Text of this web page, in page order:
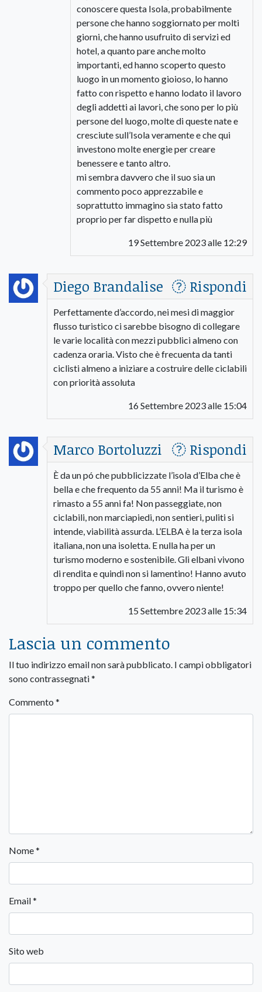
conoscere questa Isola, probabilmente
persone che hanno soggiornato per molti
giorni, che hanno usufruito di servizi ed
hotel, a quanto pare anche molto
importanti, ed hanno scoperto questo
luogo in un momento gioioso, lo hanno
fatto con rispetto e hanno lodato il lavoro
degli addetti ai lavori, che sono per lo più
persone del luogo, molte di queste nate e
cresciute sull’Isola veramente e che qui
investono molte energie per creare
benessere e tanto altro.
mi sembra davvero che il suo sia un
commento poco apprezzabile e
soprattutto immagino sia stato fatto
proprio per far dispetto e nulla più
19 Settembre 2023 alle 12:29
Diego Brandalise Rispondi
Perfettamente d’accordo, nei mesi di maggior
flusso turistico ci sarebbe bisogno di collegare
le varie località con mezzi pubblici almeno con
cadenza oraria. Visto che è frecuenta da tanti
ciclisti almeno a iniziare a costruire delle ciclabili
con priorità assoluta
16 Settembre 2023 alle 15:04
Marco Bortoluzzi Rispondi
È da un pó che pubblicizzate l’isola d’Elba che è
bella e che frequento da 55 anni! Ma il turismo è
rimasto a 55 anni fa! Non passeggiate, non
ciclabili, non marciapiedi, non sentieri, puliti si
intende, viabilità assurda. L’ELBA è la terza isola
italiana, non una isoletta. E nulla ha per un
turismo moderno e sostenibile. Gli elbani vivono
di rendita e quindi non si lamentino! Hanno avuto
troppo per quello che fanno, ovvero niente!
15 Settembre 2023 alle 15:34
Lascia un commento
Il tuo indirizzo email non sarà pubblicato. I campi obbligatori
sono contrassegnati*
Commento *
Nome*
Email*
Sito web